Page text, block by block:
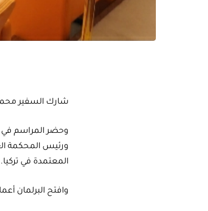
شارك السفير محمد
وحضر المراسم في
ورئيس المحكمة
المعتمدة في تركيا.
وافتح البرلمان